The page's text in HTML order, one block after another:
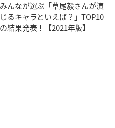
みんなが選ぶ「草尾毅さんが演
じるキャラといえば？」TOP10
の結果発表！【2021年版】